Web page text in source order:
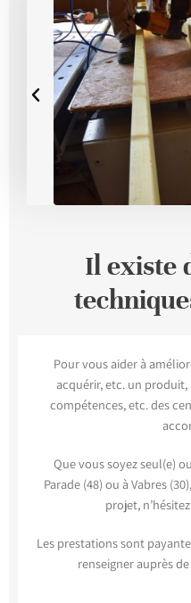
Il existe
Pour vous aider à
acquérir, etc. un produit,
compétences, etc. des
Que vous soyez seul(e)
Parade (48) ou à Vabres
projet,
Les prestations sont
renseigner auprès